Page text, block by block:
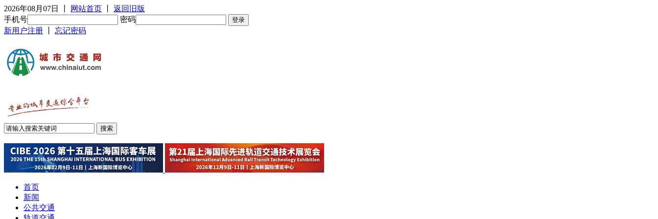
2026年08月07日 网站首页
返回旧版
手机号
密码
新用户注册
忘记密码
首页
新闻
公共交通